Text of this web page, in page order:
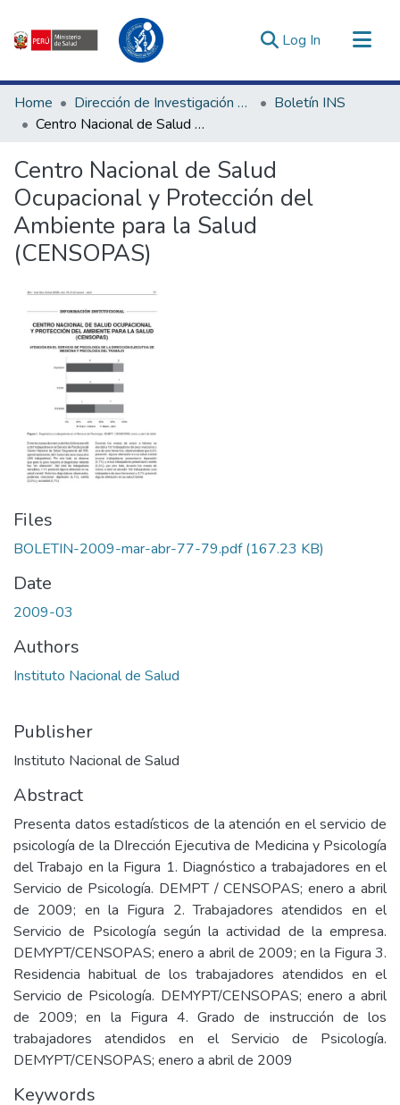
Log In (current)
Communities & Collections
All of DSpace
Estadísticas Externas
Enlaces de interés ▾
Home Dirección de Investigación e Innovación en Salud
Boletín INS
Centro Nacional de Salud Ocupacional y Protección del Ambiente para la Salud (CENSOPAS)
Centro Nacional de Salud
Ocupacional y Protección del
Ambiente para la Salud
(CENSOPAS)
Files
BOLETIN-2009-mar-abr-77-79.pdf(167.23 KB)
Date
2009-03
Authors
Instituto Nacional de Salud
Publisher
Instituto Nacional de Salud
Abstract
Presenta datos estadísticos de la atención en el servicio de
psicología de la DIrección Ejecutiva de Medicina y Psicología
del Trabajo en la Figura 1. Diagnóstico a trabajadores en el
Servicio de Psicología. DEMPT / CENSOPAS; enero a abril
de 2009; en la Figura 2. Trabajadores atendidos en el
Servicio de Psicología según la actividad de la empresa.
DEMYPT/CENSOPAS; enero a abril de 2009; en la Figura 3.
Residencia habitual de los trabajadores atendidos en el
Servicio de Psicología. DEMYPT/CENSOPAS; enero a abril
de 2009; en la Figura 4. Grado de instrucción de los
trabajadores atendidos en el Servicio de Psicología.
DEMYPT/CENSOPAS; enero a abril de 2009
Keywords